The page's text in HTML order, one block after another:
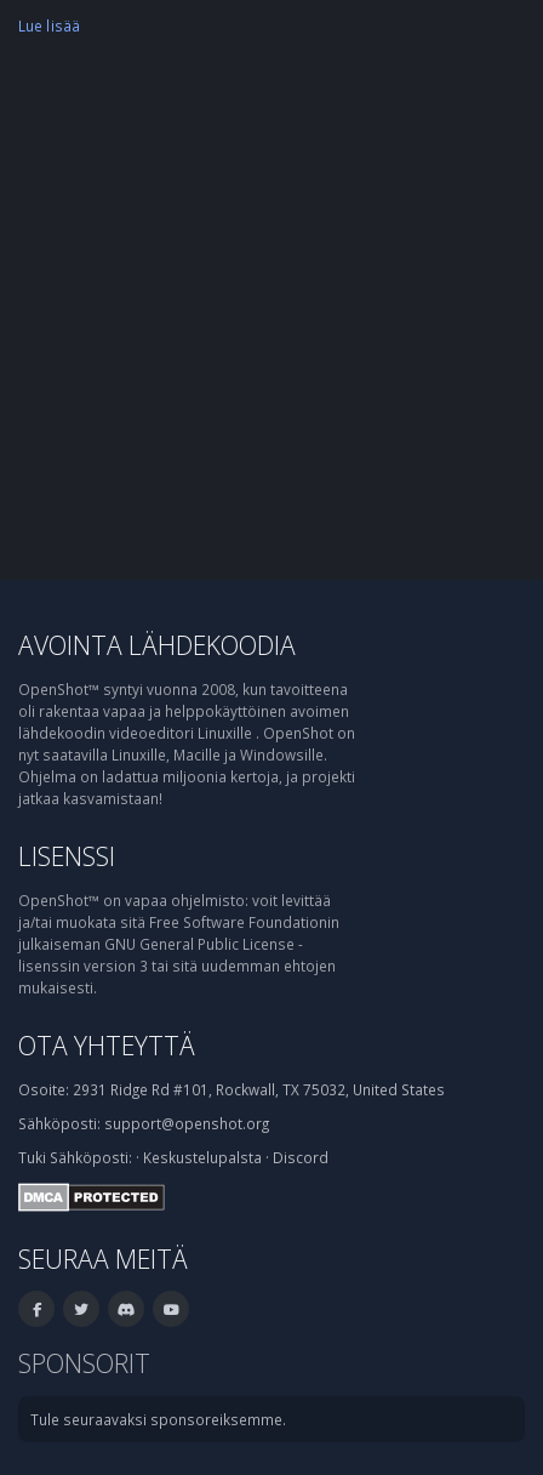
Lue lisää
AVOINTA LÄHDEKOODIA
OpenShot™ syntyi vuonna 2008, kun tavoitteena
oli rakentaa vapaa ja helppokäyttöinen avoimen
lähdekoodin videoeditori Linuxille . OpenShot on
nyt saatavilla Linuxille, Macille ja Windowsille.
Ohjelma on ladattua miljoonia kertoja, ja projekti
jatkaa kasvamistaan!
LISENSSI
OpenShot™ on vapaa ohjelmisto: voit levittää
ja/tai muokata sitä Free Software Foundationin
julkaiseman GNU General Public License -
lisenssin version 3 tai sitä uudemman ehtojen
mukaisesti.
OTA YHTEYTTÄ
Osoite: 2931 Ridge Rd #101, Rockwall, TX 75032, United States
Sähköposti: support@openshot.org
Tuki Sähköposti: · Keskustelupalsta · Discord
SEURAA MEITÄ
SPONSORIT
Tule seuraavaksi sponsoreiksemme.